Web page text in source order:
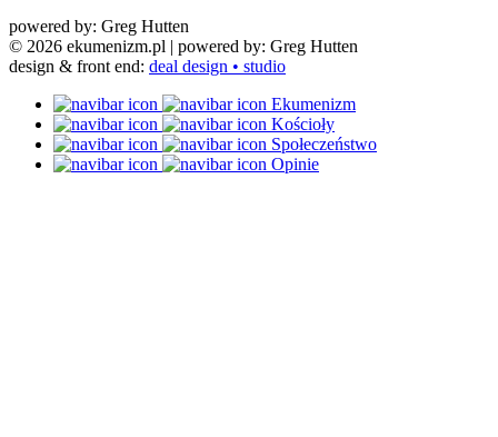
powered by: Greg Hutten
© 2026 ekumenizm.pl | powered by: Greg Hutten
design & front end: deal design • studio
Ekumenizm
Kościoły
Społeczeństwo
Opinie